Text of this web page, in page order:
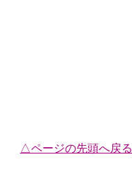
△ページの先頭へ戻る